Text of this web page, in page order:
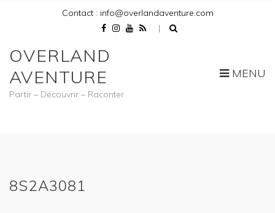
Contact : info@overlandaventure.com
OVERLAND
AVENTURE
Partir – Découvrir – Raconter
MENU
8S2A3081